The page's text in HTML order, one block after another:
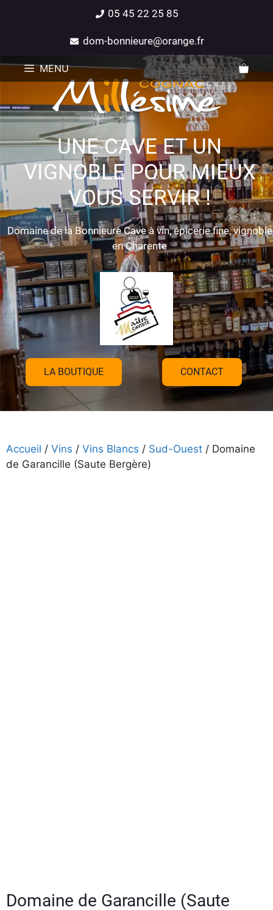
05 45 22 25 85
dom-bonnieure@orange.fr
MENU
UNE CAVE ET UN
VIGNOBLE POUR MIEUX
VOUS SERVIR !
Domaine de la Bonnieure Cave à vin, épicerie fine, vignoble
en Charente
LA BOUTIQUE CONTACT
Accueil / Vins / Vins Blancs / Sud-Ouest / Domaine
de Garancille (Saute Bergère)
Domaine de Garancille (Saute